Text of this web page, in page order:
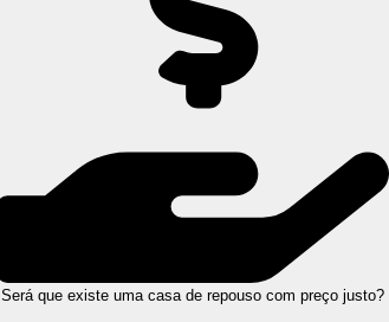
Será que existe uma casa de repouso com preço justo?